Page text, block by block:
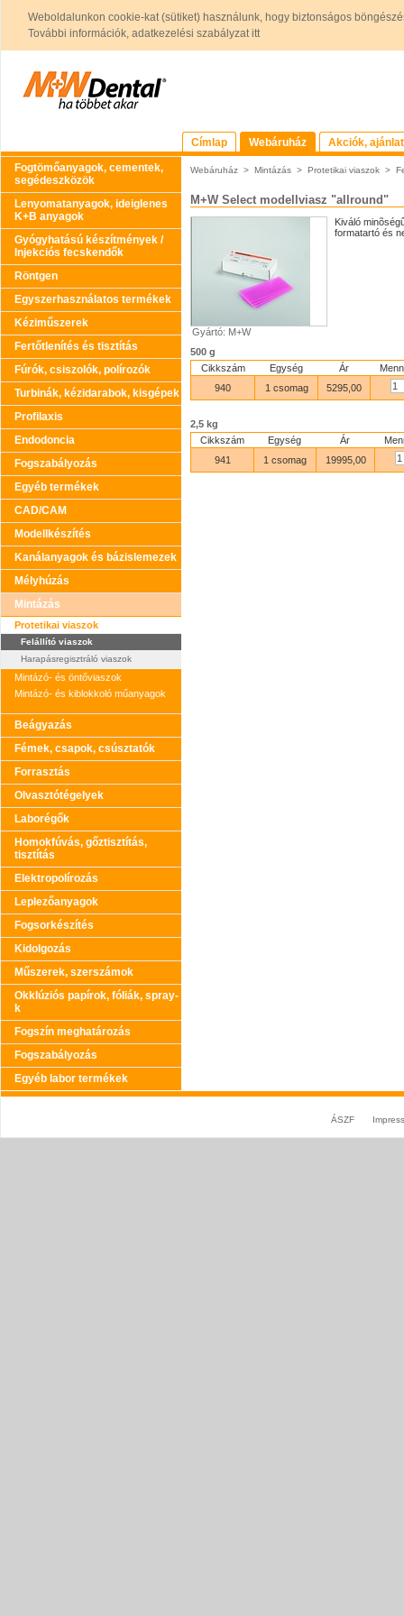
Weboldalunkon cookie-kat (sütiket) használunk, hogy biztonságos
További információk, adatkezelési szabályzat itt
Címlap Webáruház
Akciók,
Fogtömőanyagok, cementek,
segédeszközök
Lenyomatanyagok, ideiglenes
K+B anyagok
Gyógyhatású készítmények /
Injekciós fecskendők
Röntgen
Egyszerhasználatos termékek
Kéziműszerek
Fertőtlenítés és tisztítás
Fúrók, csiszolók, polírozók
Turbinák, kézidarabok, kisgépek
Profilaxis
Endodoncia
Fogszabályozás
Egyéb termékek
CAD/CAM
Modellkészítés
Kanálanyagok és bázislemezek
Mélyhúzás
Mintázás
Protetikai viaszok
Felállító viaszok
Harapásregisztráló viaszok
Mintázó- és öntőviaszok
Mintázó- és kiblokkoló műanyagok
Beágyazás
Fémek, csapok, csúsztatók
Forrasztás
Olvasztótégelyek
Laborégők
Homokfúvás, gőztisztítás,
tisztítás
Elektropolírozás
Leplezőanyagok
Fogsorkészítés
Kidolgozás
Műszerek, szerszámok
Okklúziós papírok, fóliák, spray-
k
Fogszín meghatározás
Fogszabályozás
Egyéb labor termékek
Webáruház > Mintázás > Protetikai viaszok >
M+W Select modellviasz "allround"
Gyártó: M+W
Kiváló
formatartó és
500 g
Cikkszám
Egység Ár
940
1 csomag 5295,00
2,5 kg
Cikkszám
Egység Ár
941
1 csomag 19995,00
ÁSZF